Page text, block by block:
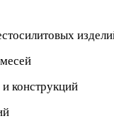
конструкций